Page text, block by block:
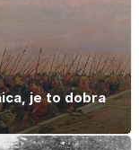
je to dobra